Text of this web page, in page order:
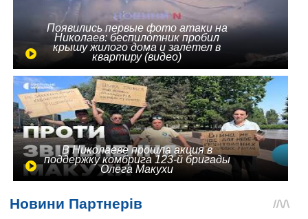
Появились первые фото атаки на
Николаев: беспилотник пробил
крышу жилого дома и залетел в
квартиру (видео)
В Николаеве прошла акция в
поддержку комбрига 123-й бригады
Олега Макухи